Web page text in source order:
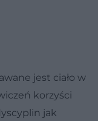
jest ciało w
korzyści
jak